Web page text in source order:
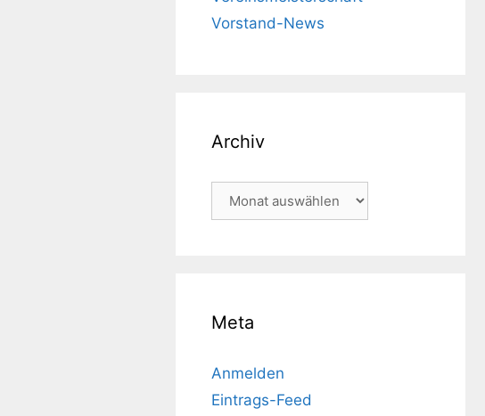
Vorstand-News
Archiv
Meta
Anmelden
Eintrags-Feed